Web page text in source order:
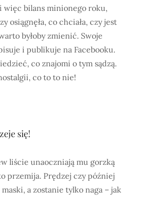
więc bilans minionego roku,
osiągnęła, co chciała, czy jest
byłoby zmienić. Swoje
i publikuje na Facebooku.
co znajomi o tym sądzą.
co to to nie!
się!
liście unaoczniają mu gorzką
przemija. Prędzej czy później
a zostanie tylko naga – jak